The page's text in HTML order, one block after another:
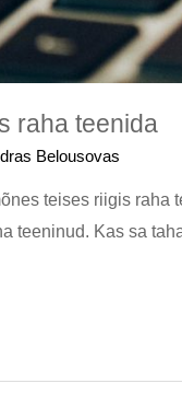
raha teenida
Belousovas
teises riigis
teeninud. Kas sa